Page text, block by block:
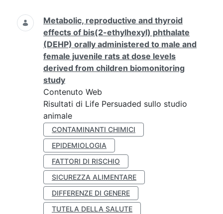
Ricerca
Metabolic, reproductive and thyroid
effects of bis(2-ethylhexyl) phthalate
(DEHP) orally administered to male and
female juvenile rats at dose levels
derived from children biomonitoring
study
Contenuto Web
Risultati di Life Persuaded sullo studio
animale
CONTAMINANTI CHIMICI
EPIDEMIOLOGIA
FATTORI DI RISCHIO
SICUREZZA ALIMENTARE
DIFFERENZE DI GENERE
TUTELA DELLA SALUTE